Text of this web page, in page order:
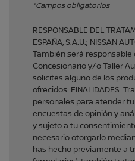
*Campos obligatorios
RESPONSABLE DEL
ESPAÑA, S.A.U.; NISSAN
También será responsable
Concesionario y/o Taller
solicites alguno de los
ofrecidos. FINALIDADES:
personales para atender
encuestas de opinión y
y sujeto a tu
necesario otorgarlo
has hecho previamente a